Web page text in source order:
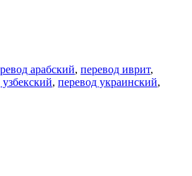
арабский, перевод иврит,
, перевод украинский,